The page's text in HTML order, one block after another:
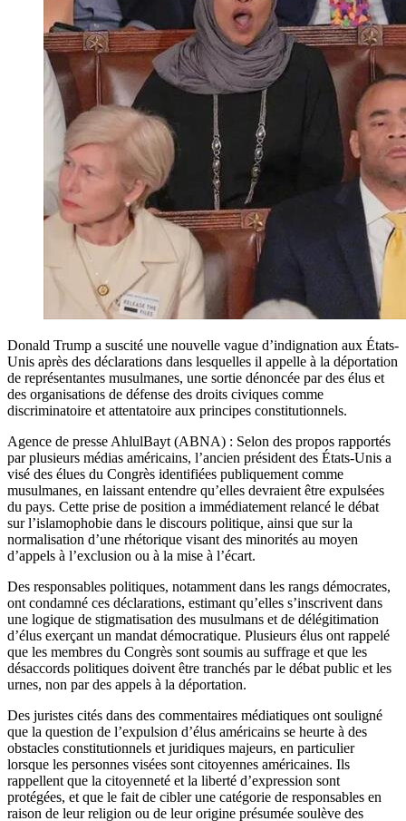
Donald Trump a suscité une nouvelle vague d’indignation aux États-
Unis après des déclarations dans lesquelles il appelle à la déportation
de représentantes musulmanes, une sortie dénoncée par des élus et
des organisations de défense des droits civiques comme
discriminatoire et attentatoire aux principes constitutionnels.
Agence de presse AhlulBayt (ABNA) : Selon des propos rapportés
par plusieurs médias américains, l’ancien président des États-Unis a
visé des élues du Congrès identifiées publiquement comme
musulmanes, en laissant entendre qu’elles devraient être expulsées
du pays. Cette prise de position a immédiatement relancé le débat
sur l’islamophobie dans le discours politique, ainsi que sur la
normalisation d’une rhétorique visant des minorités au moyen
d’appels à l’exclusion ou à la mise à l’écart.
Des responsables politiques, notamment dans les rangs démocrates,
ont condamné ces déclarations, estimant qu’elles s’inscrivent dans
une logique de stigmatisation des musulmans et de délégitimation
d’élus exerçant un mandat démocratique. Plusieurs élus ont rappelé
que les membres du Congrès sont soumis au suffrage et que les
désaccords politiques doivent être tranchés par le débat public et les
urnes, non par des appels à la déportation.
Des juristes cités dans des commentaires médiatiques ont souligné
que la question de l’expulsion d’élus américains se heurte à des
obstacles constitutionnels et juridiques majeurs, en particulier
lorsque les personnes visées sont citoyennes américaines. Ils
rappellent que la citoyenneté et la liberté d’expression sont
protégées, et que le fait de cibler une catégorie de responsables en
raison de leur religion ou de leur origine présumée soulève des